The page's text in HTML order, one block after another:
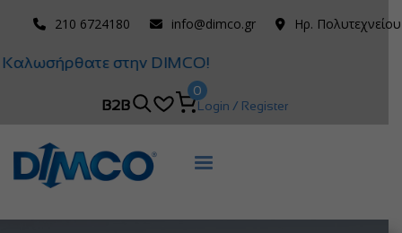
210 6724180 info@dimco.gr Ηρ.
Καλωσήρθατε στην DIMCO!
B2B
0
Login / Register